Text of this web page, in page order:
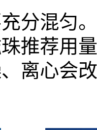
分混匀。
推荐用
离心会